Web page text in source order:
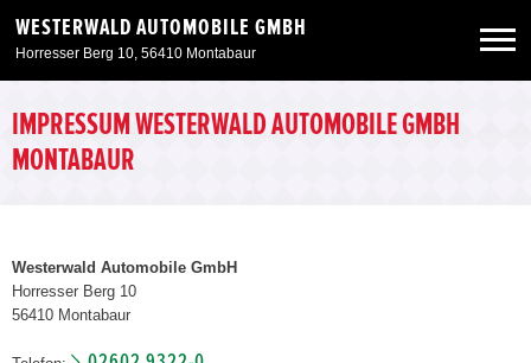
WESTERWALD AUTOMOBILE GMBH
Horresser Berg 10, 56410 Montabaur
Neuwagen
Angebote
IMPRESSUM WESTERWALD AUTOMOBILE GMBH
MONTABAUR
Westerwald Automobile GmbH
Horresser Berg 10
56410 Montabaur